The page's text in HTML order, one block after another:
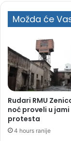
Možda će
Rudari RMU
noć proveli u jami
protesta
4 hours ranije